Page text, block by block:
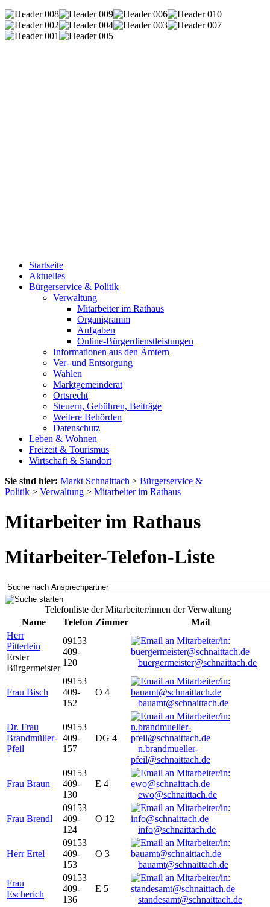
Startseite
Aktuelles
Bürgerservice & Politik
Verwaltung
Mitarbeiter im Rathaus
Organigramm
Aufgaben
Online-Bürgerdienstleistungen
Informationen aus den Ämtern
Ver- und Entsorgung
Wahlen
Marktgemeinderat
Ortsrecht
Steuern, Gebühren, Beiträge
Weitere Behörden
Datenschutz
Leben & Wohnen
Freizeit & Tourismus
Wirtschaft & Standort
Sie sind hier: Markt Schnaittach > Bürgerservice &
Politik > Verwaltung > Mitarbeiter im Rathaus
Mitarbeiter im Rathaus
Mitarbeiter-Telefon-Liste
Telefonliste der Mitarbeiter/innen der Verwaltung
Name
Telefon Zimmer
Mail
Herr
Pitterlein
Erster
Bürgermeister
09153
409-
120
buergermeister@schnaittach.de
Frau Bisch
09153
409-
152
O 4
bauamt@schnaittach.de
Dr. Frau
Brandmüller-
Pfeil
09153
409-
157
DG 4
n.brandmueller-
pfeil@schnaittach.de
Frau Braun
09153
409-
130
E 4
ewo@schnaittach.de
Frau Brendl
09153
409-
124
O 12
info@schnaittach.de
Herr Ertel
09153
409-
153
O 3
bauamt@schnaittach.de
Frau
Escherich
09153
409-
136
E 5
standesamt@schnaittach.de